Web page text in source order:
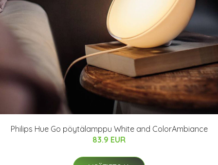
Philips Hue Go pöytälamppu White and ColorAmbiance
83.9 EUR